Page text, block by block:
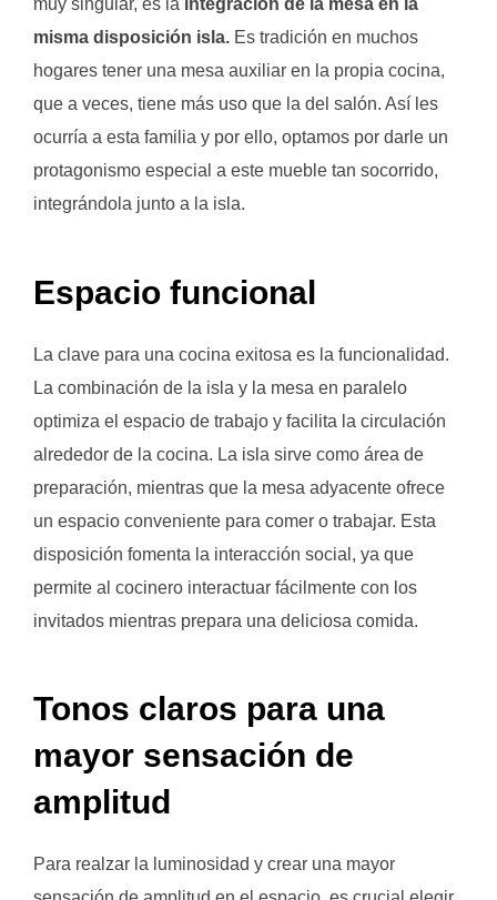
muy singular, es la integración de la mesa en la
misma disposición isla. Es tradición en muchos
hogares tener una mesa auxiliar en la propia cocina,
que a veces, tiene más uso que la del salón. Así les
ocurría a esta familia y por ello, optamos por darle un
protagonismo especial a este mueble tan socorrido,
integrándola junto a la isla.
Espacio funcional
La clave para una cocina exitosa es la funcionalidad.
La combinación de la isla y la mesa en paralelo
optimiza el espacio de trabajo y facilita la circulación
alrededor de la cocina. La isla sirve como área de
preparación, mientras que la mesa adyacente ofrece
un espacio conveniente para comer o trabajar. Esta
disposición fomenta la interacción social, ya que
permite al cocinero interactuar fácilmente con los
invitados mientras prepara una deliciosa comida.
Tonos claros para una
mayor sensación de
amplitud
Para realzar la luminosidad y crear una mayor